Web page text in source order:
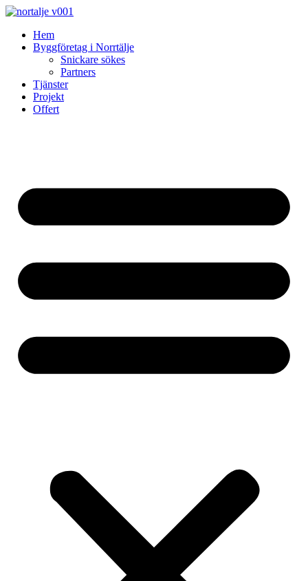
Skip
contentHem
Byggföretag i Norrtälje
Snickare sökes
Partners
Tjänster
Projekt
Offert